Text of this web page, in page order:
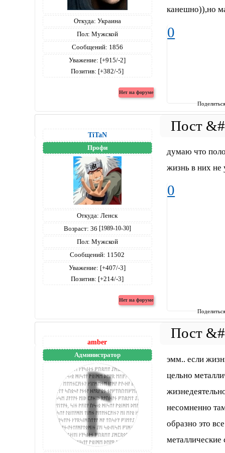
Откуда: Украина
Пол: Мужской
Сообщений: 1856
Уважение: [+915/-2]
Позитив: [+382/-5]
канешно)),но
0
TiTaN
Профи
Откуда: Ленск
Возраст: 36 [1989-10-30]
Пол: Мужской
Сообщений: 11502
Уважение: [+407/-3]
Позитив: [+214/-3]
думаю что
жизнь в них не
0
amber
Администратор
эмм.. если
цельно
несомненно
образно это